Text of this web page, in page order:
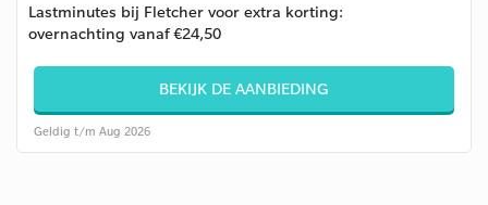
Lastminutes bij Fletcher voor extra korting:
overnachting vanaf €24,50
BEKIJK DE AANBIEDING
Geldig t/m Aug 2026